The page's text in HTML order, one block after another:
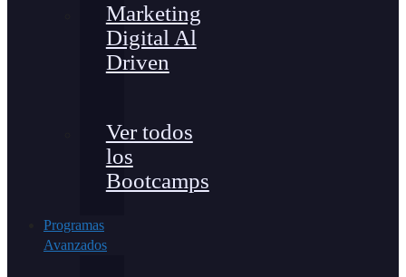
Marketing
Digital Al
Driven
Ver todos
los
Bootcamps
Programas
Avanzados